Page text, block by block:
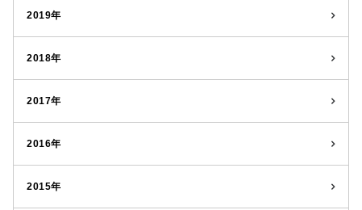
2019年
2018年
2017年
2016年
2015年